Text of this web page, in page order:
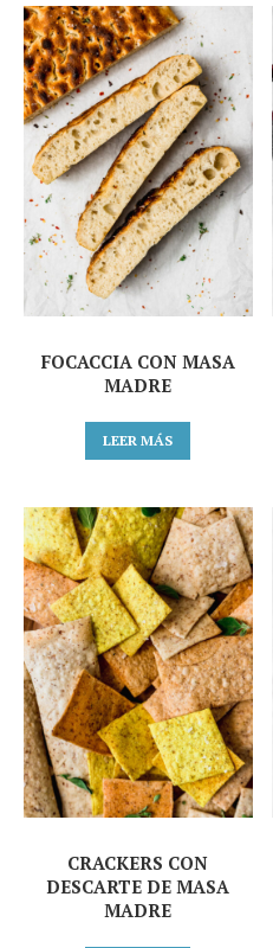
FOCACCIA CON MASA
MADRE
LEER MÁS
CRACKERS CON
DESCARTE DE MASA
MADRE